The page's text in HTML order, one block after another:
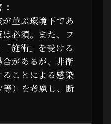
並ぶ環境下であ
必須。また、フ
施術」を受ける
があるが、非衛
ことによる感染
）を考慮し、断